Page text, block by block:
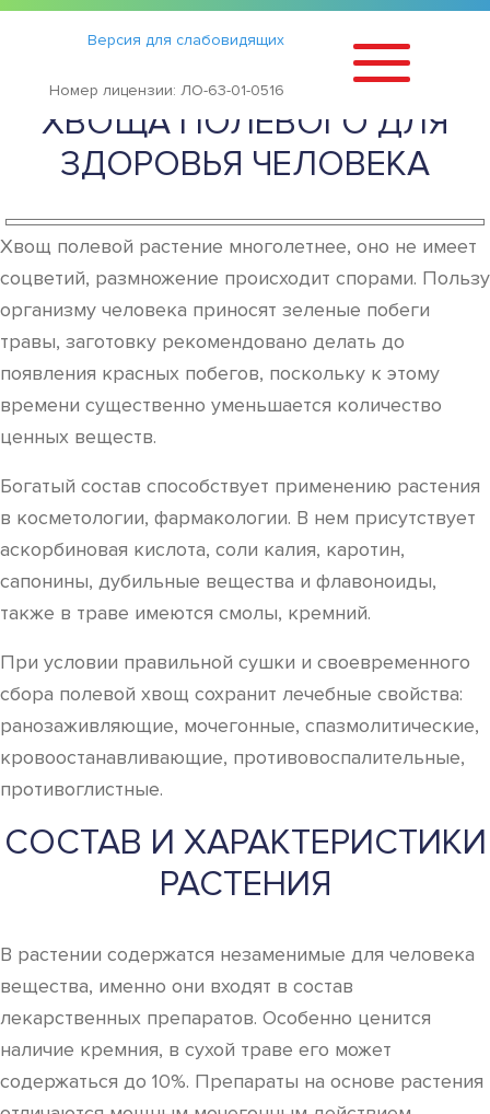
Версия для слабовидящих
Номер лицензии: ЛО-63-01-0516
Статьи ›
ПОЛЕЗНЫЕ СВОЙСТВА
ХВОЩА ПОЛЕВОГО ДЛЯ
ЗДОРОВЬЯ ЧЕЛОВЕКА
Хвощ полевой растение многолетнее, оно не имеет
соцветий, размножение происходит спорами. Пользу
организму человека приносят зеленые побеги
травы, заготовку рекомендовано делать до
появления красных побегов, поскольку к этому
времени существенно уменьшается количество
ценных веществ.
Богатый состав способствует применению растения
в косметологии, фармакологии. В нем присутствует
аскорбиновая кислота, соли калия, каротин,
сапонины, дубильные вещества и флавоноиды,
также в траве имеются смолы, кремний.
При условии правильной сушки и своевременного
сбора полевой хвощ сохранит лечебные свойства:
ранозаживляющие, мочегонные, спазмолитические,
кровоостанавливающие, противовоспалительные,
противоглистные.
СОСТАВ И ХАРАКТЕРИСТИКИ
РАСТЕНИЯ
В растении содержатся незаменимые для человека
вещества, именно они входят в состав
лекарственных препаратов. Особенно ценится
наличие кремния, в сухой траве его может
содержаться до 10%. Препараты на основе растения